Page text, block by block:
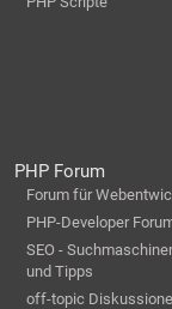
PHP Forum
Forum für
PHP-Developer
SEO -
und Tipps
off-topic